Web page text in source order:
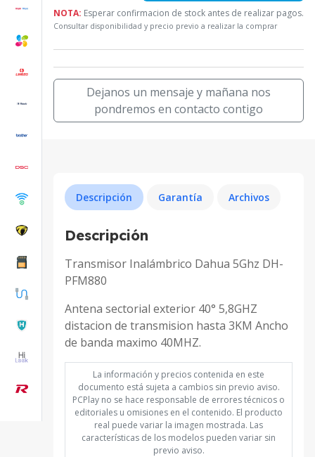
NOTA: Esperar confirmacion de stock antes de realizar pagos.
Consultar disponibilidad y precio previo a realizar la comprar
Dejanos un mensaje y mañana nos
pondremos en contacto contigo
Descripción Garantía Archivos
Descripción
Transmisor Inalámbrico Dahua 5Ghz DH-
PFM880
Antena sectorial exterior 40° 5,8GHZ
distacion de transmision hasta 3KM Ancho
de banda maximo 40MHZ.
La información y precios contenida en este
documento está sujeta a cambios sin previo aviso.
PCPlay no se hace responsable de errores técnicos o
editoriales u omisiones en el contenido. El producto
real puede variar la imagen mostrada. Las
características de los modelos pueden variar sin
previo aviso.